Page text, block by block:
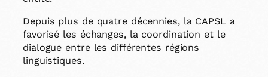
Depuis plus de quatre décennies, la CAPSL a
favorisé les échanges, la coordination et le
dialogue entre les différentes régions
linguistiques.